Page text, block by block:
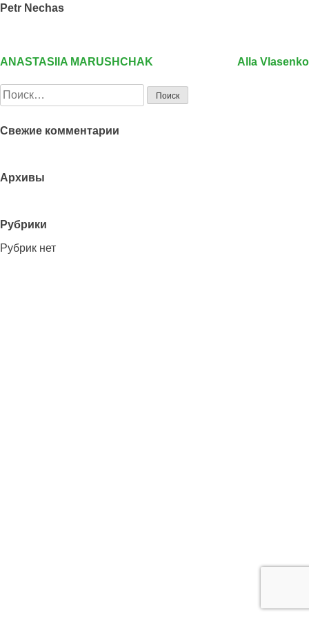
Petr Nechas
Навигация
записям
ANASTASIIA MARUSHCHAK Alla Vlasenko
Найти:
Свежие комментарии
Архивы
Рубрики
Рубрик нет